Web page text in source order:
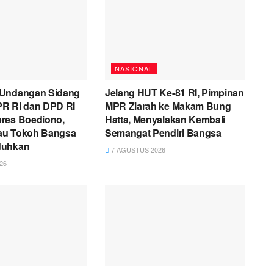
Sidang
RI dan DPD RI
Boediono,
Tokoh Bangsa
NASIONAL
Jelang HUT Ke-81 RI, Pimpinan
MPR Ziarah ke Makam Bung
Hatta, Menyalakan Kembali
Semangat Pendiri Bangsa
7 AGUSTUS 2026